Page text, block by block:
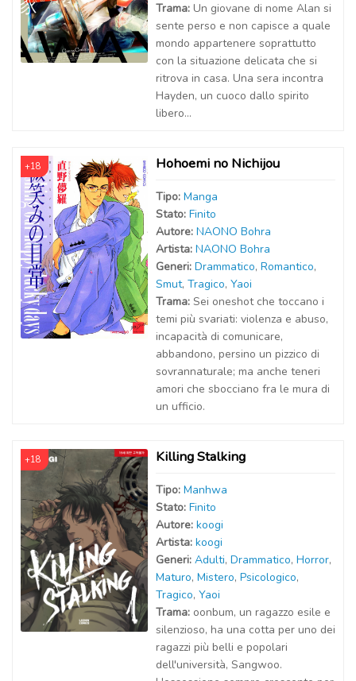
Trama: Un giovane di nome Alan si
sente perso e non capisce a quale
mondo appartenere soprattutto
con la situazione delicata che si
ritrova in casa. Una sera incontra
Hayden, un cuoco dallo spirito
libero...
+18 Hohoemi no Nichijou
Tipo: Manga
Stato: Finito
Autore: NAONO Bohra
Artista: NAONO Bohra
Generi: Drammatico, Romantico,
Smut, Tragico, Yaoi
Trama: Sei oneshot che toccano i
temi più svariati: violenza e abuso,
incapacità di comunicare,
abbandono, persino un pizzico di
sovrannaturale; ma anche teneri
amori che sbocciano fra le mura di
un ufficio.
+18 Killing Stalking
Tipo: Manhwa
Stato: Finito
Autore: koogi
Artista: koogi
Generi: Adulti, Drammatico, Horror,
Maturo, Mistero, Psicologico,
Tragico, Yaoi
Trama: oonbum, un ragazzo esile e
silenzioso, ha una cotta per uno dei
ragazzi più belli e popolari
dell'università, Sangwoo.